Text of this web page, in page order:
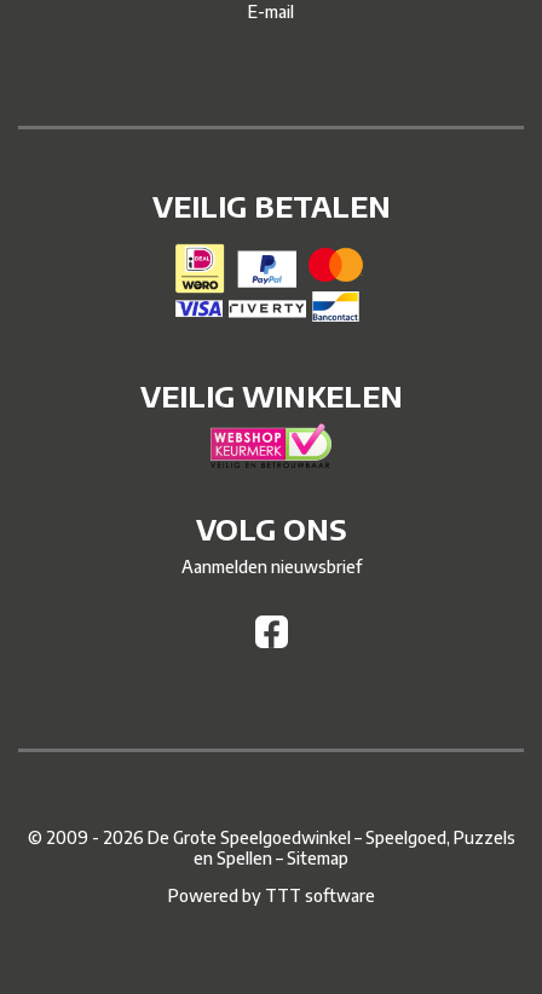
E-mail
VEILIG BETALEN
VEILIG WINKELEN
VOLG ONS
Aanmelden nieuwsbrief
© 2009 - 2026 De Grote Speelgoedwinkel – Speelgoed, Puzzels
en Spellen –Sitemap
Powered by TTT software